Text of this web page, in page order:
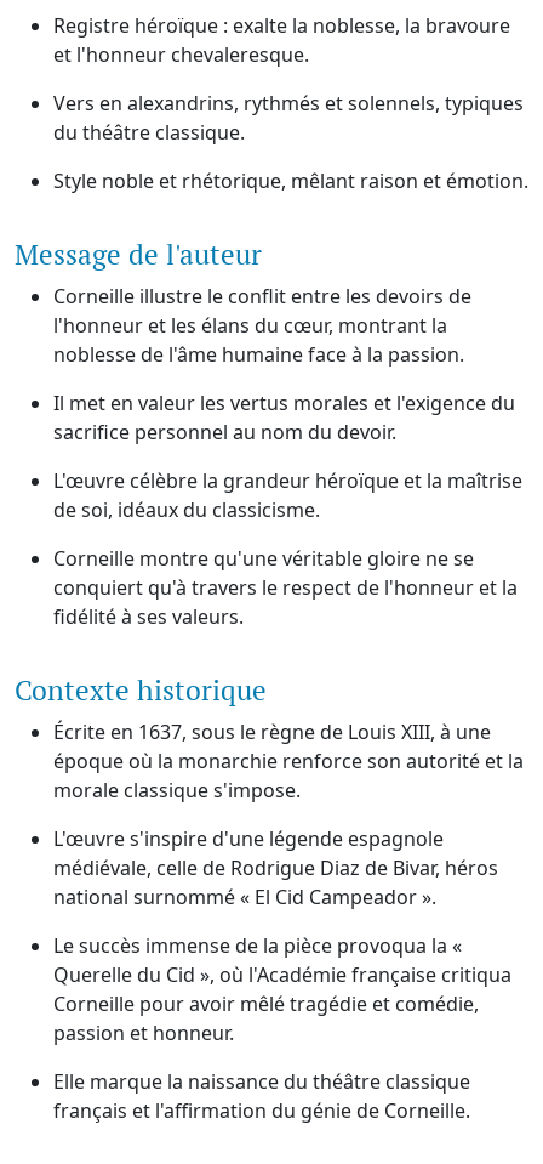
Registre héroïque : exalte la noblesse, la bravoure
et l'honneur chevaleresque.
Vers en alexandrins, rythmés et solennels, typiques
du théâtre classique.
Style noble et rhétorique, mêlant raison et émotion.
Message de l'auteur
Corneille illustre le conflit entre les devoirs de
l'honneur et les élans du cœur, montrant la
noblesse de l'âme humaine face à la passion.
Il met en valeur les vertus morales et l'exigence du
sacrifice personnel au nom du devoir.
L'œuvre célèbre la grandeur héroïque et la maîtrise
de soi, idéaux du classicisme.
Corneille montre qu'une véritable gloire ne se
conquiert qu'à travers le respect de l'honneur et la
fidélité à ses valeurs.
Contexte historique
Écrite en 1637, sous le règne de Louis XIII, à une
époque où la monarchie renforce son autorité et la
morale classique s'impose.
L'œuvre s'inspire d'une légende espagnole
médiévale, celle de Rodrigue Diaz de Bivar, héros
national surnommé « El Cid Campeador ».
Le succès immense de la pièce provoqua la «
Querelle du Cid », où l'Académie française critiqua
Corneille pour avoir mêlé tragédie et comédie,
passion et honneur.
Elle marque la naissance du théâtre classique
français et l'affirmation du génie de Corneille.